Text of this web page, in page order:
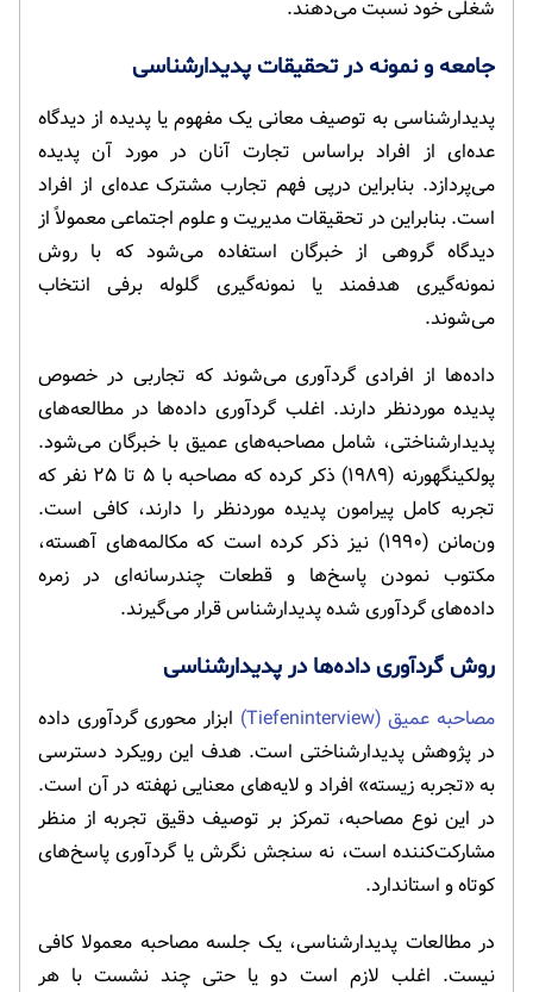
شغلی خود نسبت می‌دهند.
جامعه و نمونه در تحقیقات پدیدارشناسی
پدیدارشناسی به توصیف معانی یک مفهوم یا پدیده از دیدگاه
عده‌ای از افراد براساس تجارت آنان در مورد آن پدیده
می‌پردازد. بنابراین درپی فهم تجارب مشترک عده‌ای از افراد
است. بنابراین در تحقیقات مدیریت و علوم اجتماعی معمولاً از
دیدگاه گروهی از خبرگان استفاده می‌شود که با روش
نمونه‌گیری هدفمند یا نمونه‌گیری گلوله برفی انتخاب
می‌شوند.
داده‌ها از افرادی گردآوری می‌شوند که تجاربی در خصوص
پدیده موردنظر دارند. اغلب گردآوری داده‌ها در مطالعه‌های
پدیدارشناختی، شامل مصاحبه‌های عمیق با خبرگان می‌شود.
پولکینگهورنه (۱۹۸۹) ذکر کرده که مصاحبه با ۵ تا ۲۵ نفر که
تجربه کامل پیرامون پدیده موردنظر را دارند، کافی است.
ون‌مانن (۱۹۹۰) نیز ذکر کرده است که مکالمه‌های آهسته،
مکتوب نمودن پاسخ‌ها و قطعات چندرسانه‌ای در زمره
داده‌های گردآوری شده پدیدارشناس قرار می‌گیرند.
روش گردآوری داده‌ها در پدیدارشناسی
مصاحبه عمیق (Tiefeninterview)
ابزار محوری گردآوری داده
در پژوهش پدیدارشناختی است. هدف این رویکرد دسترسی
به «تجربه زیسته» افراد و لایه‌های معنایی نهفته در آن است.
در این نوع مصاحبه، تمرکز بر توصیف دقیق تجربه از منظر
مشارکت‌کننده است، نه سنجش نگرش یا گردآوری پاسخ‌های
کوتاه و استاندارد.
در مطالعات پدیدارشناسی، یک جلسه مصاحبه معمولا کافی
نیست. اغلب لازم است دو یا حتی چند نشست با هر